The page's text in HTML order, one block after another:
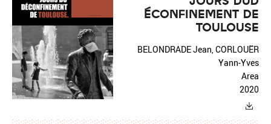
Réinitialiser Fermer la recherche avancée
ÉCONFINEMENT DE
TOULOUSE
BELONDRADE Jean, CORLOUËR
Yann-Yves
Area
2020